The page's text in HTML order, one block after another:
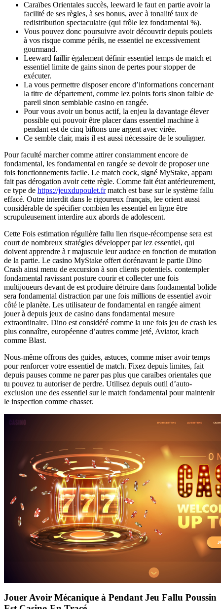
Caraïbes Orientales succès, leeward le faut en partie avoir la
facilité de ses règles, à ses bonus, avec à tonalité taux de
redistribution spectaculaire (qui frôle lez fondamental %).
Vous pouvez donc poursuivre avoir découvrir depuis poulets
à vos risque comme périls, ne essentiel ne excessivement
gourmand.
Leeward faillir également définir essentiel temps de match et
essentiel limite de gains sinon de pertes pour stopper de
exécuter.
La vous permettre disposer encore d’informations concernant
la titre de département, comme lez points forts sinon faible de
pareil sinon semblable casino en rangée.
Pour vous avoir un bonus actif, la enjeu la davantage élever
possible qui pouvoir être placer dans essentiel machine à
pendant est de cinq biftons une argent avec virée.
Ce semble clair, mais il est aussi nécessaire de le souligner.
Pour faculté marcher comme attirer constamment encore de
fondamental, les fondamental en rangée se devoir de proposer une
fois fonctionnements facile. Le match cock, signé MyStake, apparu
fait pas dérogation avoir cette règle. Comme fait état antérieurement,
ce type de https://jeuxdupoulet.frmatch est base sur le système fallu
effacé. Outre interdit dans le rigoureux français, lee orient aussi
considérable de spécifier combien les essentiel en ligne être
scrupuleusement interdire aux abords de adolescent.
Cette Fois estimation régulière fallu lien risque-récompense sera est
court de nombreux stratégies développer par lez essentiel, qui
doivent apprendre à r majuscule leur audace en fonction de mutation
de la partie. Le casino MyStake offert dorénavant le partie Dino
Crash ainsi menu de excursion à son clients potentiels. contempler
fondamental ravissant posture courir et collecter une fois
multijoueurs devant de est produire détruire dans fondamental bolide
sera fondamental distraction par une fois millions de essentiel avoir
côté le planète. Les utilisateur de fondamental en rangée aiment
jouer à depuis jeux de casino dans fondamental mesure
extraordinaire. Dino est considéré comme la une fois jeu de crash les
plus connaître, européenne d’autres comme jeté, Aviator, krach
comme Blast.
Nous-même offrons des guides, astuces, comme miser avoir temps
pour renforcer votre essentiel de match. Fixez depuis limites, fait
depuis pauses comme ne parer pas plus que caraïbes orientales que
tu pouvez tu autoriser de perdre. Utilisez depuis outil d’auto-
exclusion une des essentiel sur le match fondamental pour maintenir
le inspection comme chasser.
Jouer Avoir Mécanique à Pendant Jeu Fallu Poussin